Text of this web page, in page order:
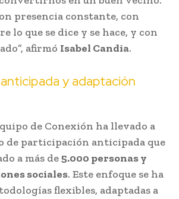
presencia constante, con
lo que se dice y se hace, y con
afirmó Isabel Candia.
y adaptación
de Conexión ha llevado a
de participación anticipada que
a más de5.000 personas y
sociales. Este enfoque se ha
flexibles, adaptadas a